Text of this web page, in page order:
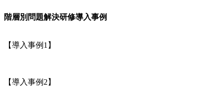
階層別問題解決研修導入事例
【導入事例1】
【導入事例2】